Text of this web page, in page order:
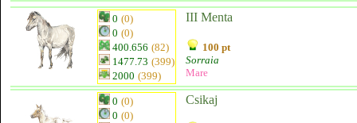
0 (0)
0 (0)
400.656 (82)
1477.73 (399)
2000 (399)
III Menta
100 pt
Sorraia
Mare
0 (0)
0 (0)
Csikaj